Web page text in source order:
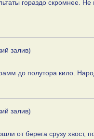
гораздо скромнее.
залив)
до полутора кило.
залив)
от берега срузу хвост,